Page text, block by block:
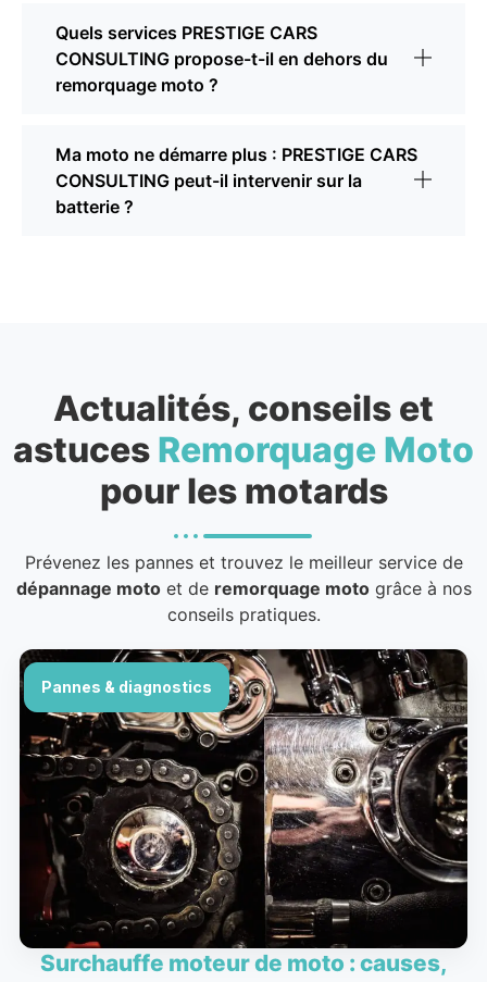
Quels services PRESTIGE CARS
CONSULTING propose-t-il en dehors du
remorquage moto ?
Ma moto ne démarre plus : PRESTIGE CARS
CONSULTING peut-il intervenir sur la
batterie ?
Actualités, conseils et
astuces Remorquage Moto
pour les motards
Prévenez les pannes et trouvez le meilleur service de
dépannage motoet de remorquage motogrâce à nos
conseils pratiques.
Pannes & diagnostics
Surchauffe moteur de moto : causes,